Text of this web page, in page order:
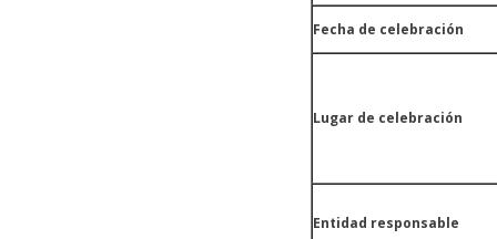
Fecha de celebración
Lugar de celebración
Entidad responsable